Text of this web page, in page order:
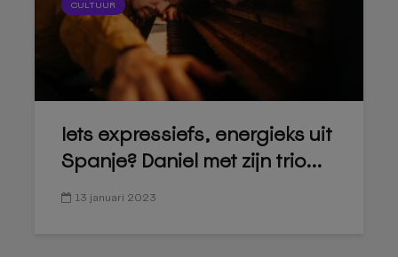
CULTUUR
Iets expressiefs, energieks uit
Spanje? Daniel met zijn trio...
13 januari 2023